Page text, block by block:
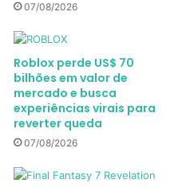
07/08/2026
Roblox perde US$ 70
bilhões em valor de
mercado e busca
experiências virais para
reverter queda
07/08/2026